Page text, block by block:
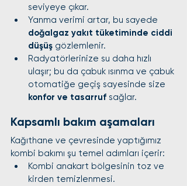
seviyeye çıkar.
Yanma verimi artar, bu sayede
doğalgaz yakıt tüketiminde ciddi
düşüş gözlemlenir.
Radyatörlerinize su daha hızlı
ulaşır; bu da çabuk ısınma ve çabuk
otomatiğe geçiş sayesinde size
konfor ve tasarruf sağlar.
Kapsamlı bakım aşamaları
Kağıthane ve çevresinde yaptığımız
kombi bakımı şu temel adımları içerir:
Kombi anakart bölgesinin toz ve
kirden temizlenmesi.